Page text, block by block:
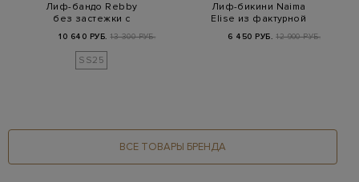
Лиф-бандо Rebby
без застежки с
фактурным узором в
тон
10 640 РУБ. 13 300 РУБ.
SS25
Лиф-бикини Naima
Elise из фактурной
ткани с нитью ламе
6 450 РУБ. 12 900 РУБ.
ВСЕ ТОВАРЫ БРЕНДА